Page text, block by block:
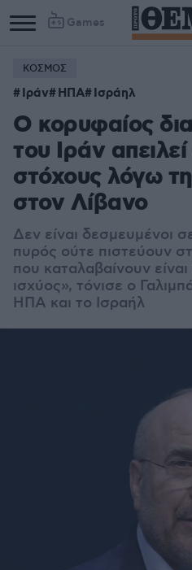
Games
ΚΟΣΜΟΣ
Ιράν ΗΠΑ Ισράηλ
Ο κορυφαίος
του Ιράν
στόχους λόγω
στον Λίβανο
Δεν είναι δεσμευμένοι
πυρός ούτε πιστεύουν
που καταλαβαίνουν
ισχύος», τόνισε ο
ΗΠΑ και το Ισραήλ